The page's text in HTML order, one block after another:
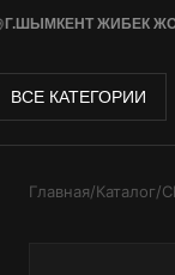
Г.ШЫМКЕНТ ЖИБЕК
ВСЕ КАТЕГОРИИ
Главная/Каталог/